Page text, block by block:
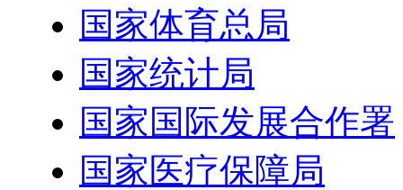
国家体育总局
国家统计局
国家国际发展合作署
国家医疗保障局